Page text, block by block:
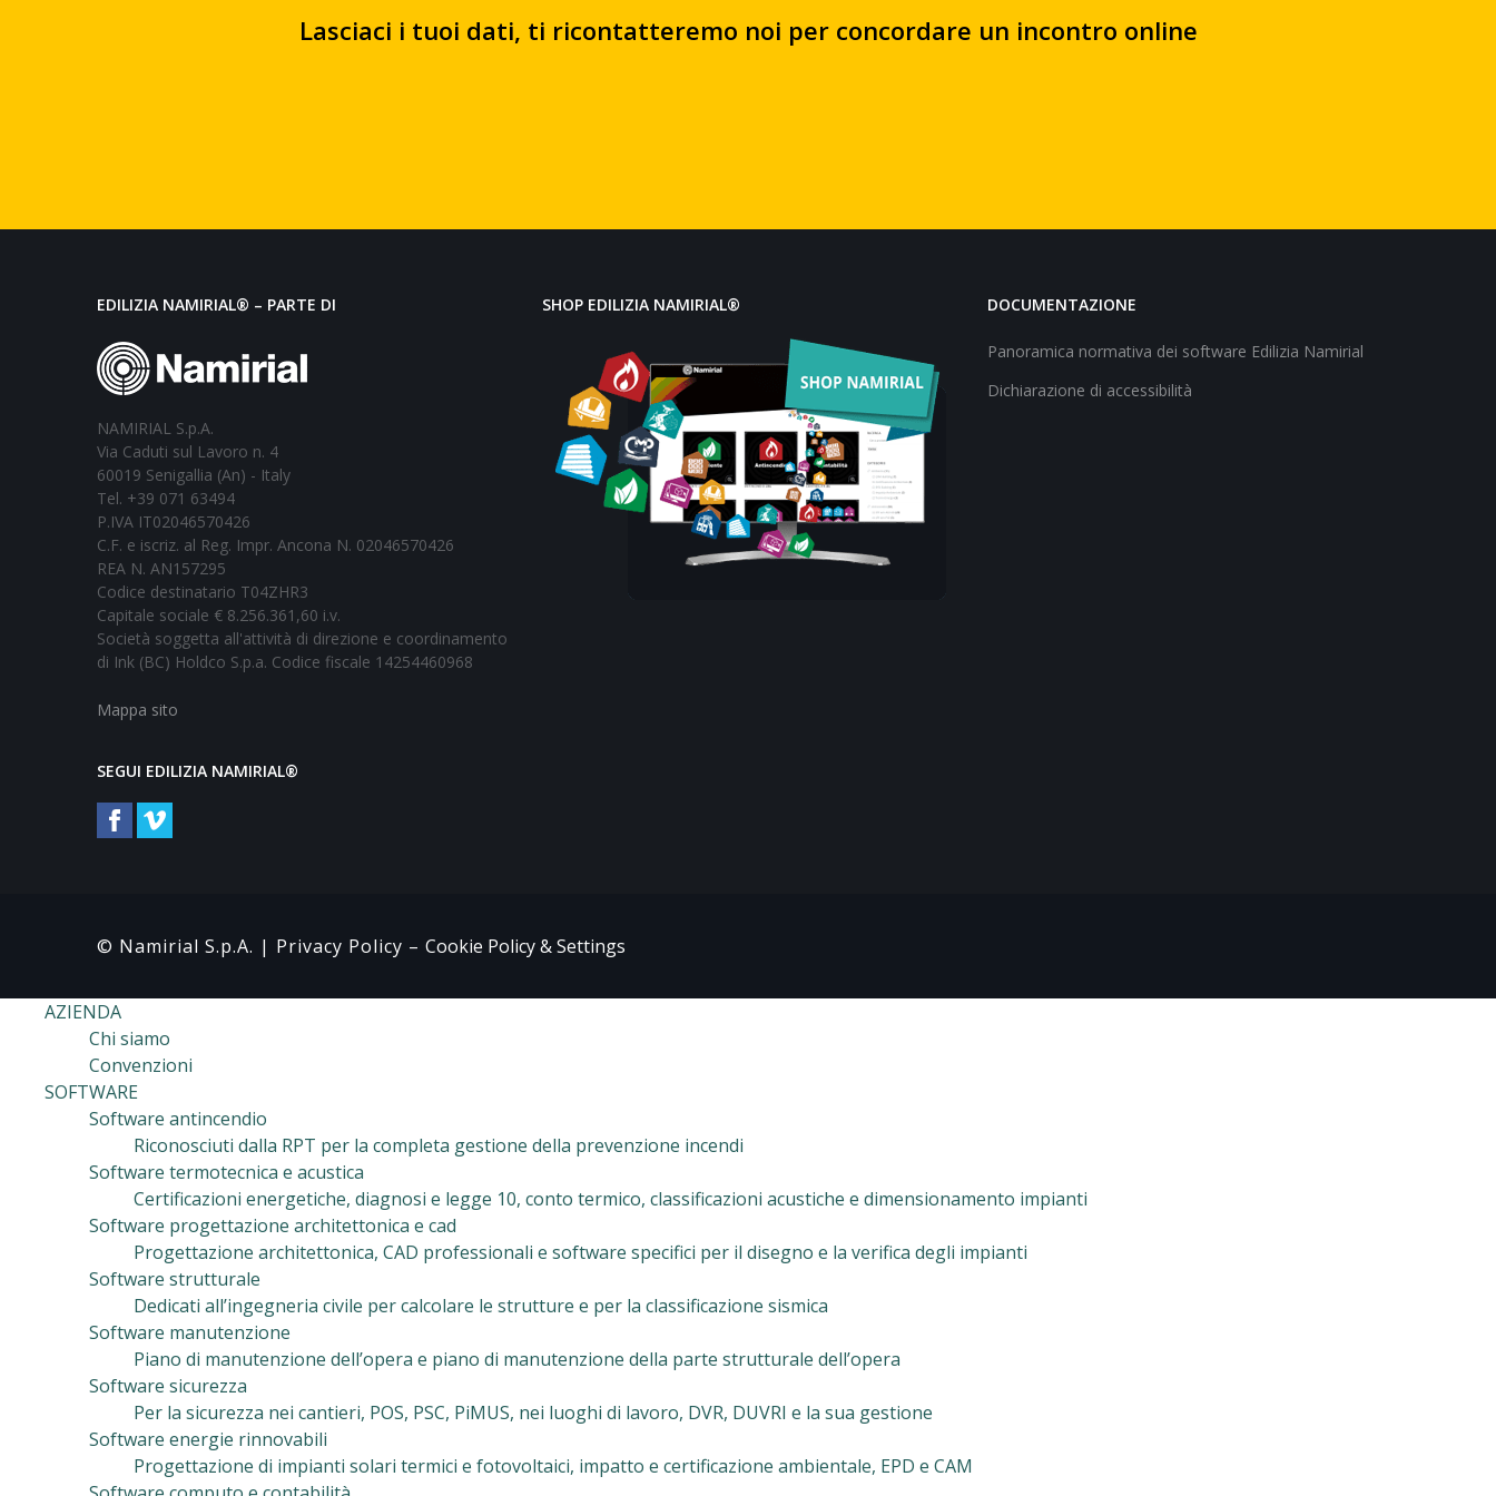
Lasciaci i tuoi dati, ti ricontatteremo noi per concordare un incontro online
EDILIZIA NAMIRIAL® – PARTE DI
NAMIRIAL S.p.A.
Via Caduti sul Lavoro n. 4
60019 Senigallia (An) - Italy
Tel. +39 071 63494
P.IVA IT02046570426
C.F. e iscriz. al Reg. Impr. Ancona N. 02046570426
REA N. AN157295
Codice destinatario T04ZHR3
Capitale sociale € 8.256.361,60 i.v.
Società soggetta all'attività di direzione e coordinamento
di Ink (BC) Holdco S.p.a. Codice fiscale 14254460968
Mappa sito
SEGUI EDILIZIA NAMIRIAL®
SHOP EDILIZIA NAMIRIAL® DOCUMENTAZIONE
Panoramica normativa dei software Edilizia Namirial
Dichiarazione di accessibilità
© Namirial S.p.A. | Privacy Policy – Cookie Policy & Settings
AZIENDA
Chi siamo
Convenzioni
SOFTWARE
Software antincendio
Riconosciuti dalla RPT per la completa gestione della prevenzione incendi
Software termotecnica e acustica
Certificazioni energetiche, diagnosi e legge 10, conto termico, classificazioni acustiche e dimensionamento impianti
Software progettazione architettonica e cad
Progettazione architettonica, CAD professionali e software specifici per il disegno e la verifica degli impianti
Software strutturale
Dedicati all’ingegneria civile per calcolare le strutture e per la classificazione sismica
Software manutenzione
Piano di manutenzione dell’opera e piano di manutenzione della parte strutturale dell’opera
Software sicurezza
Per la sicurezza nei cantieri, POS, PSC, PiMUS, nei luoghi di lavoro, DVR, DUVRI e la sua gestione
Software energie rinnovabili
Progettazione di impianti solari termici e fotovoltaici, impatto e certificazione ambientale, EPD e CAM